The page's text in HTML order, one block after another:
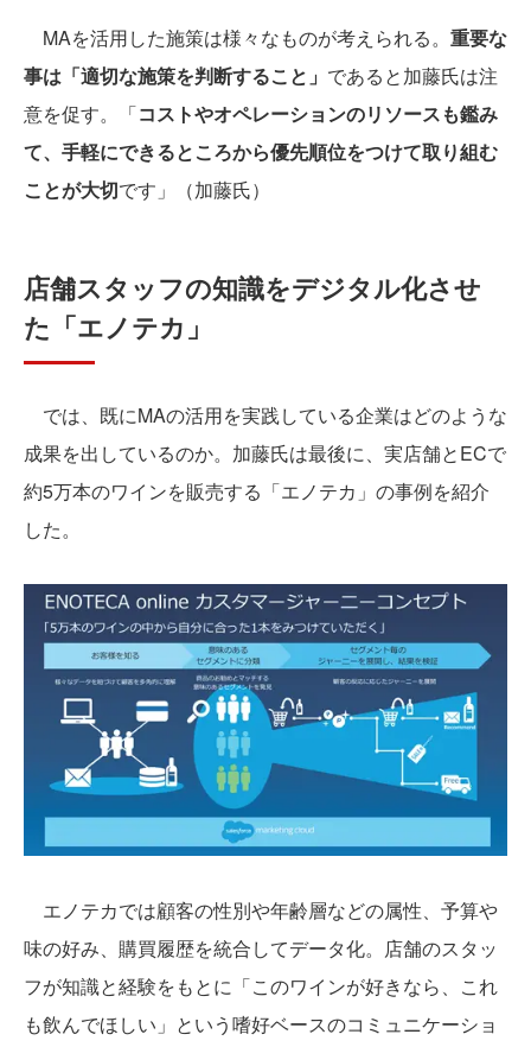
MAを活用した施策は様々なものが考えられる。 重要な
事は「適切な施策を判断すること」 であると加藤氏は注
意を促す。「コストやオペレーションのリソースも鑑み
て、手軽にできるところから優先順位をつけて取り組む
ことが大切です」（加藤氏）
店舗スタッフの知識をデジタル化させ
た「エノテカ」
では、既にMAの活用を実践している企業はどのような
成果を出しているのか。加藤氏は最後に、実店舗とECで
約5万本のワインを販売する「エノテカ」の事例を紹介
した。
エノテカでは顧客の性別や年齢層などの属性、予算や
味の好み、購買履歴を統合してデータ化。店舗のスタッ
フが知識と経験をもとに「このワインが好きなら、これ
も飲んでほしい」という嗜好ベースのコミュニケーショ